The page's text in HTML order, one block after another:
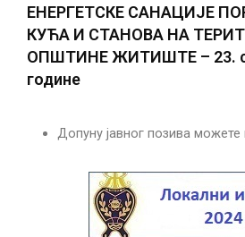
ЕНЕРГЕТСКЕ САНАЦИЈЕ
КУЋА И СТАНОВА НА
ОПШТИНЕ ЖИТИШТЕ – 23.
године
Допуну јавног позива можете